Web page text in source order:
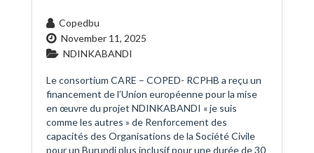
Copedbu
November 11, 2025
NDINKABANDI
Le consortium CARE – COPED- RCPHB a reçu un
financement de l’Union européenne pour la mise
en œuvre du projet NDINKABANDI « je suis
comme les autres » de Renforcement des
capacités des Organisations de la Société Civile
pour un Burundi plus inclusif pour une durée de 30